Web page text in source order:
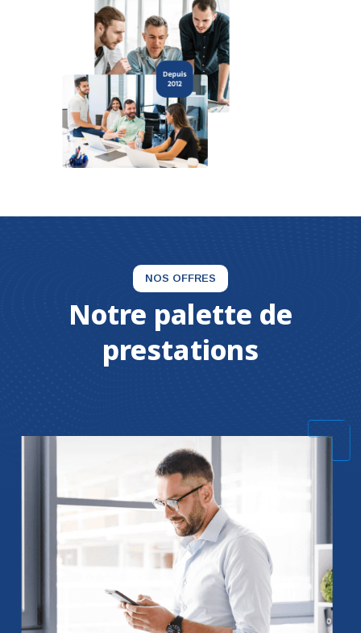
NOS OFFRES
Notre palette de
prestations